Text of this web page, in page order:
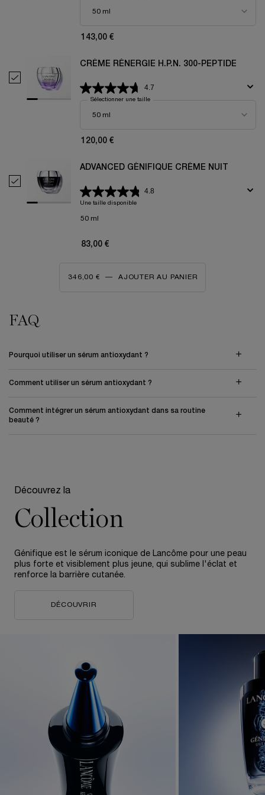
143,00 €
Selectionner Crème Rénergie H.P.N. 300-Peptide
CRÈME RÉNERGIE H.P.N. 300-PEPTIDE
4.7
Sélectionner une taille
120,00 €
Selectionner ADVANCED GÉNIFIQUE CRÈME NUIT
ADVANCED GÉNIFIQUE CRÈME NUIT
4.8
Une taille disponible
50 ml
83,00 €
346,00 € ―
AJOUTER AU PANIER
FAQ
Pourquoi utiliser un sérum antioxydant ?
Comment utiliser un sérum antioxydant ?
Comment intégrer un sérum antioxydant dans sa routine
beauté ?
Découvrez la
Collection
Génifique est le sérum iconique de Lancôme pour une peau
plus forte et visiblement plus jeune, qui sublime l'éclat et
renforce la barrière cutanée.
DÉCOUVRIR